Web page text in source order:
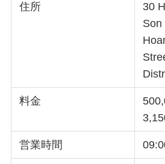
住所
30
Son
料金
営業時間